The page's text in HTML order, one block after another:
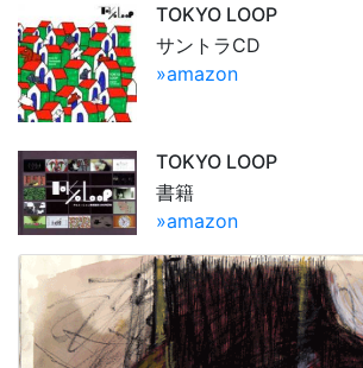
TOKYO LOOP
サントラCD
»amazon
TOKYO LOOP
書籍
»amazon